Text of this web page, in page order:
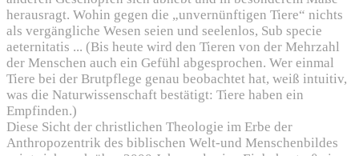
herausragt. Wohin gegen die „unvernünftigen Tiere“ nichts
als vergängliche Wesen seien und seelenlos, Sub specie
aeternitatis ... (Bis heute wird den Tieren von der Mehrzahl
der Menschen auch ein Gefühl abgesprochen. Wer einmal
Tiere bei der Brutpflege genau beobachtet hat, weiß intuitiv,
was die Naturwissenschaft bestätigt: Tiere haben ein
Empfinden.)
Diese Sicht der christlichen Theologie im Erbe der
Anthropozentrik des biblischen Welt-und Menschenbildes